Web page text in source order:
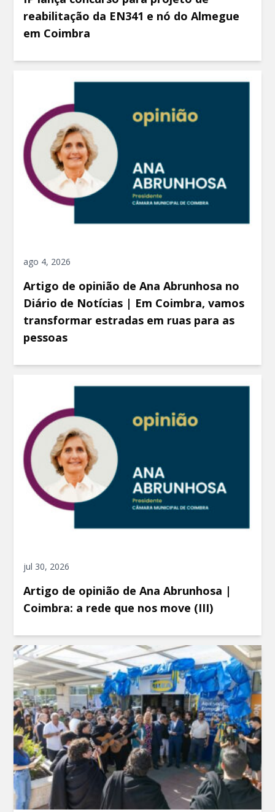
reabilitação da EN341 e nó do Almegue
em Coimbra
ago 4, 2026
Artigo de opinião de Ana Abrunhosa no
Diário de Notícias | Em Coimbra, vamos
transformar estradas em ruas para as
pessoas
jul 30, 2026
Artigo de opinião de Ana Abrunhosa |
Coimbra: a rede que nos move (III)